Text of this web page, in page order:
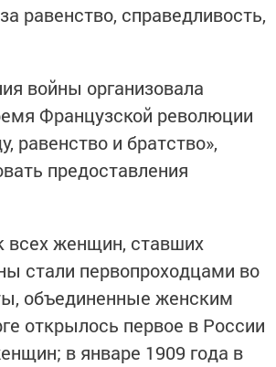
равенство, справедливость,
войны организовала
Французской революции
и братство»,
предоставления
женщин, ставших
стали первопроходцами во
объединенные женским
открылось первое в России
в январе 1909 года в